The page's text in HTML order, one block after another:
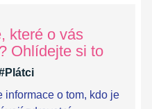
které o vás
Ohlídejte si to
informace o tom, kdo je